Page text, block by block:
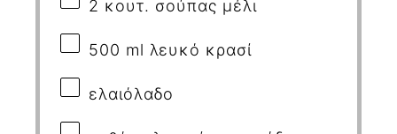
2 κουτ. σούπας μέλι
500 ml λευκό κρασί
ελαιόλαδο